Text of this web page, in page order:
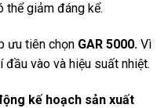
thể giảm đáng kể.
ưu tiên chọn GAR 5000.Vì
vào và hiệu suất nhiệt.
kế hoạch sản xuất